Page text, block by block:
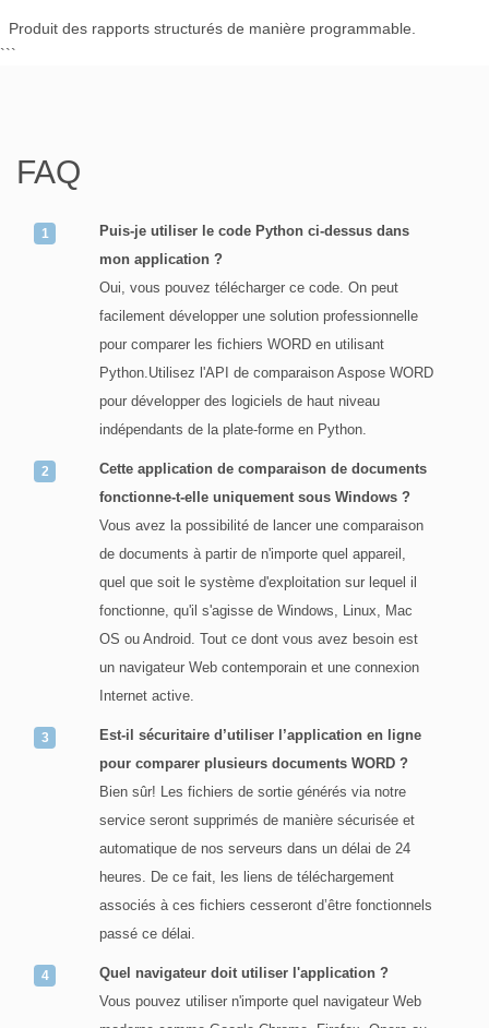
Produit des rapports structurés de manière programmable.
```
FAQ
Puis-je utiliser le code Python ci-dessus dans
mon application ?
Oui, vous pouvez télécharger ce code. On peut
facilement développer une solution professionnelle
pour comparer les fichiers WORD en utilisant
Python.Utilisez l'API de comparaison Aspose WORD
pour développer des logiciels de haut niveau
indépendants de la plate-forme en Python.
Cette application de comparaison de documents
fonctionne-t-elle uniquement sous Windows ?
Vous avez la possibilité de lancer une comparaison
de documents à partir de n'importe quel appareil,
quel que soit le système d'exploitation sur lequel il
fonctionne, qu'il s'agisse de Windows, Linux, Mac
OS ou Android. Tout ce dont vous avez besoin est
un navigateur Web contemporain et une connexion
Internet active.
Est-il sécuritaire d’utiliser l’application en ligne
pour comparer plusieurs documents WORD ?
Bien sûr! Les fichiers de sortie générés via notre
service seront supprimés de manière sécurisée et
automatique de nos serveurs dans un délai de 24
heures. De ce fait, les liens de téléchargement
associés à ces fichiers cesseront d’être fonctionnels
passé ce délai.
Quel navigateur doit utiliser l'application ?
Vous pouvez utiliser n'importe quel navigateur Web